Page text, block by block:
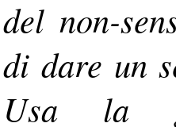
del non-
di dare un
Usa la